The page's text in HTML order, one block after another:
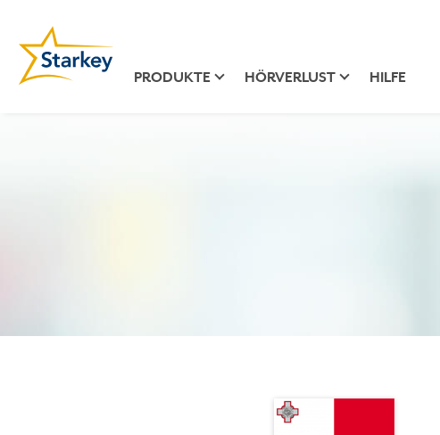
PRODUKTE HÖRVERLUST HILFE